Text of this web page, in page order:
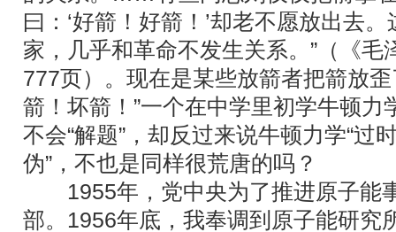
曰：‘好箭！好箭！’却老不愿放出去
家，几乎和革命不发生关系。”（《毛
777页）。现在是某些放箭者把箭放
箭！坏箭！”一个在中学里初学牛顿力
不会“解题”，却反过来说牛顿力学“过
伪”，不也是同样很荒唐的吗？
1955年，党中央为了推进原子能
部。1956年底，我奉调到原子能研究